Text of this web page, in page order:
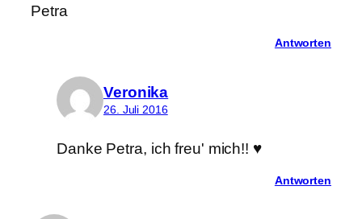
Petra
Antworten
Veronika
26. Juli 2016
Danke Petra, ich freu' mich!! ♥
Antworten